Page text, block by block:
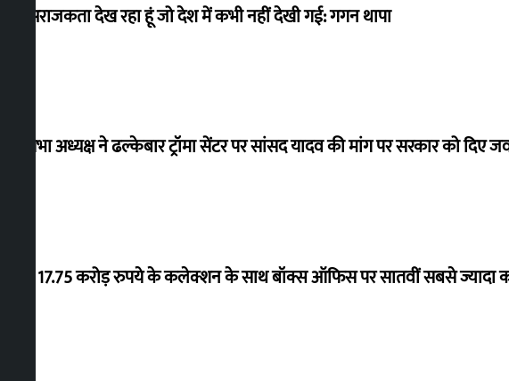
मैं ऐसी अराजकता देख रहा हूं जो देश में कभी नहीं देखी गई: गगन थापा
विधानसभा अध्यक्ष ने ढल्केबार ट्रॉमा सेंटर पर सांसद यादव की मांग पर सरकार को दिए
‘गौंथली’ 17.75 करोड़ रुपये के कलेक्शन के साथ बॉक्स ऑफिस पर सातवीं सबसे ज्यादा